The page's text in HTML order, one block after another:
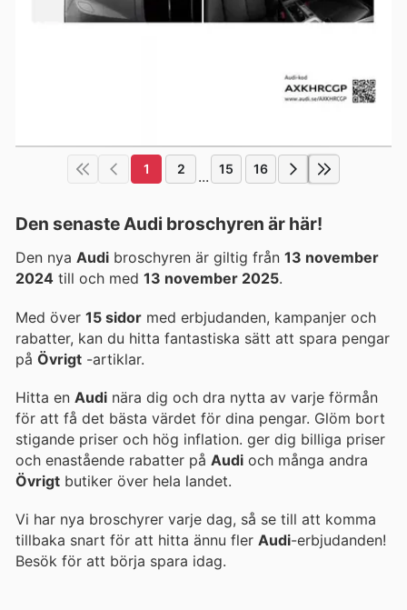
1 2 ... 15 16
Den senaste Audi broschyren är här!
Den nya Audi broschyren är giltig från 13 november
2024 till och med 13 november 2025.
Med över 15 sidor med erbjudanden, kampanjer och
rabatter, kan du hitta fantastiska sätt att spara pengar
på Övrigt -artiklar.
Hitta en Audi nära dig och dra nytta av varje förmån
för att få det bästa värdet för dina pengar. Glöm bort
stigande priser och hög inflation. ger dig billiga priser
och enastående rabatter på Audi och många andra
Övrigt butiker över hela landet.
Vi har nya broschyrer varje dag, så se till att komma
tillbaka snart för att hitta ännu fler Audi-erbjudanden!
Besök för att börja spara idag.